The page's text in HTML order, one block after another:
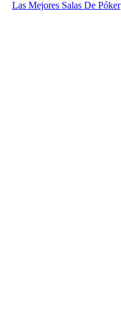
Las Mejores Salas De Póker